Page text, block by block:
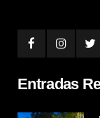
Entradas